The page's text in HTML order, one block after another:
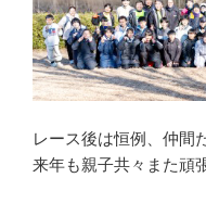
レース後は恒例、仲間
来年も親子共々また頑